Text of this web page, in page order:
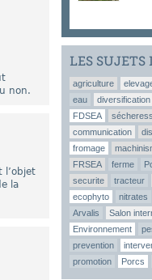
non.
l’objet
la
LES SUJETS
agriculture
eau
diversification
FDSEA
communication
fromage
FRSEA
ferme
securite
tracteur
ecophyto
nitrates
Arvalis
Salon
Environnement
prevention
promotion
Porcs